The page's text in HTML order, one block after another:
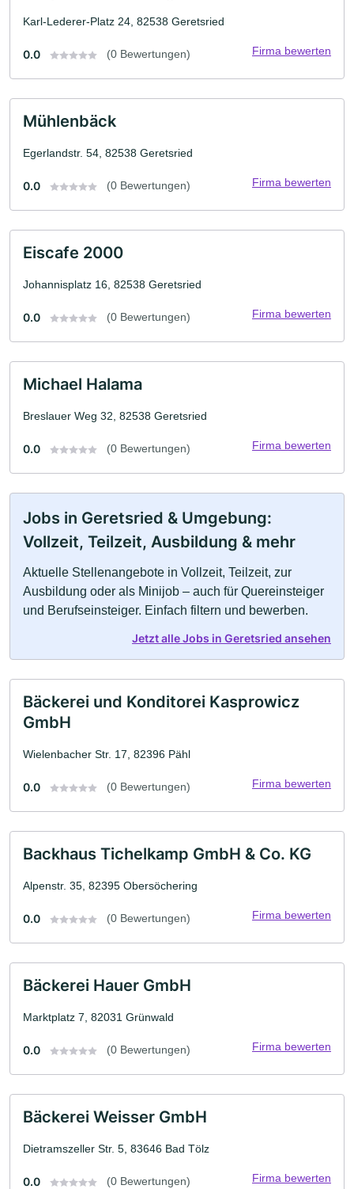
Karl-Lederer-Platz 24, 82538 Geretsried
0.0 (0 Bewertungen) Firma bewerten
Mühlenbäck
Egerlandstr. 54, 82538 Geretsried
0.0 (0 Bewertungen) Firma bewerten
Eiscafe 2000
Johannisplatz 16, 82538 Geretsried
0.0 (0 Bewertungen) Firma bewerten
Michael Halama
Breslauer Weg 32, 82538 Geretsried
0.0 (0 Bewertungen) Firma bewerten
Jobs in Geretsried & Umgebung:
Vollzeit, Teilzeit, Ausbildung & mehr
Aktuelle Stellenangebote in Vollzeit, Teilzeit, zur
Ausbildung oder als Minijob – auch für Quereinsteiger
und Berufseinsteiger. Einfach filtern und bewerben.
Jetzt alle Jobs in Geretsried ansehen
Bäckerei und Konditorei Kasprowicz
GmbH
Wielenbacher Str. 17, 82396 Pähl
0.0 (0 Bewertungen) Firma bewerten
Backhaus Tichelkamp GmbH & Co. KG
Alpenstr. 35, 82395 Obersöchering
0.0 (0 Bewertungen) Firma bewerten
Bäckerei Hauer GmbH
Marktplatz 7, 82031 Grünwald
0.0 (0 Bewertungen) Firma bewerten
Bäckerei Weisser GmbH
Dietramszeller Str. 5, 83646 Bad Tölz
0.0 (0 Bewertungen) Firma bewerten